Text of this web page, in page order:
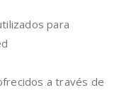
para
a través de